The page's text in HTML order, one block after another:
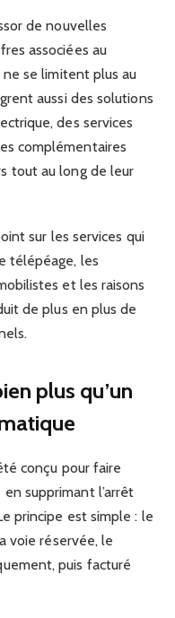
de nouvelles
associées au
se limitent plus au
aussi des solutions
des services
complémentaires
tout au long de leur
sur les services qui
télépéage, les
et les raisons
de plus en plus de
plus qu’un
conçu pour faire
supprimant l’arrêt
principe est simple : le
voie réservée, le
puis facturé